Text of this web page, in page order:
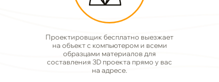
Проектировщик бесплатно выезжает
на объект с компьютером и всеми
образцами материалов для
составления 3D проекта прямо у вас
на адресе.